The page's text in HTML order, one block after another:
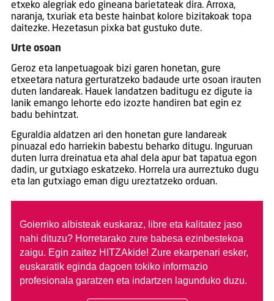
etxeko alegriak edo gineana barietateak dira. Arroxa,
naranja, txuriak eta beste hainbat kolore bizitakoak topa
daitezke. Hezetasun pixka bat gustuko dute.
Urte osoan
Geroz eta lanpetuagoak bizi garen honetan, gure
etxeetara natura gerturatzeko badaude urte osoan irauten
duten landareak. Hauek landatzen baditugu ez digute ia
lanik emango lehorte edo izozte handiren bat egin ez
badu behintzat.
Eguraldia aldatzen ari den honetan gure landareak
pinuazal edo harriekin babestu beharko ditugu. Inguruan
duten lurra dreinatua eta ahal dela apur bat tapatua egon
dadin, ur gutxiago eskatzeko. Horrela ura aurreztuko dugu
eta lan gutxiago eman digu ureztatzeko orduan.
Goierriko albisteak euskaraz, libre eta kalitatez jaso
nahi dituzu? Horretarako zure babesa ezinbestekoa
zaigu. Egin zaitez HITZAkide! Zure ekarpenari esker,
euskaratik eginda dagoen tokiko informazio
profesionala garatzen eta indartzen lagunduko duzu.